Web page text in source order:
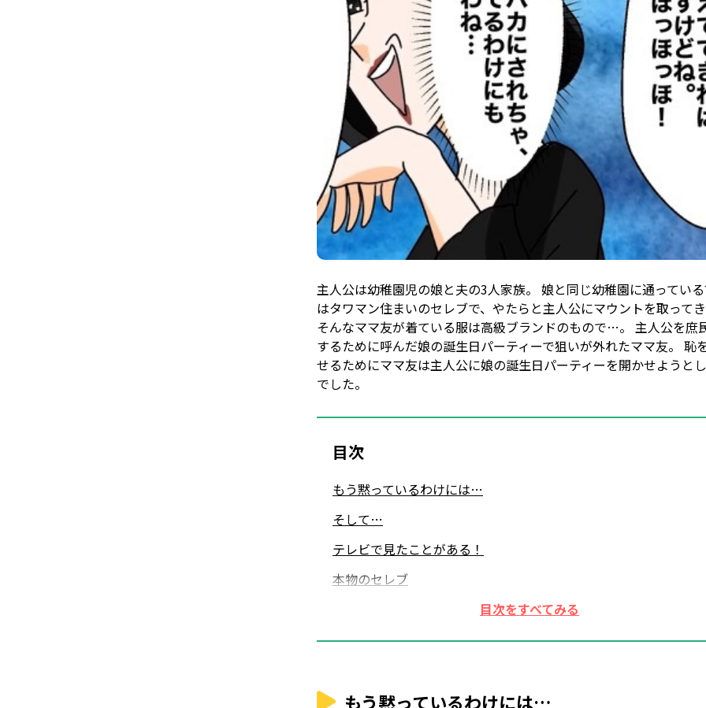
主人公は幼稚園児の娘と夫の3人家族。 娘と同じ幼稚園に通ってい
はタワマン住まいのセレブで、やたらと主人公にマウントを取って
そんなママ友が着ている服は高級ブランドのもので…。 主人公を庶
するために呼んだ娘の誕生日パーティーで狙いが外れたママ友。 恥
せるためにママ友は主人公に娘の誕生日パーティーを開かせようと
でした。
目次
もう黙っているわけには…
そして…
テレビで見たことがある！
本物のセレブ
疑問に思うママ友
この一件を機に…
もう黙っているわけには…